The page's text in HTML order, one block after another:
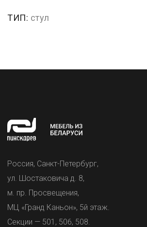
ТИП: стул
Россия, Санкт-Петербург,
ул. Шостаковича д. 8,
м. пр. Просвещения,
МЦ «Гранд Каньон», 5й этаж.
Секции — 501, 506, 508.